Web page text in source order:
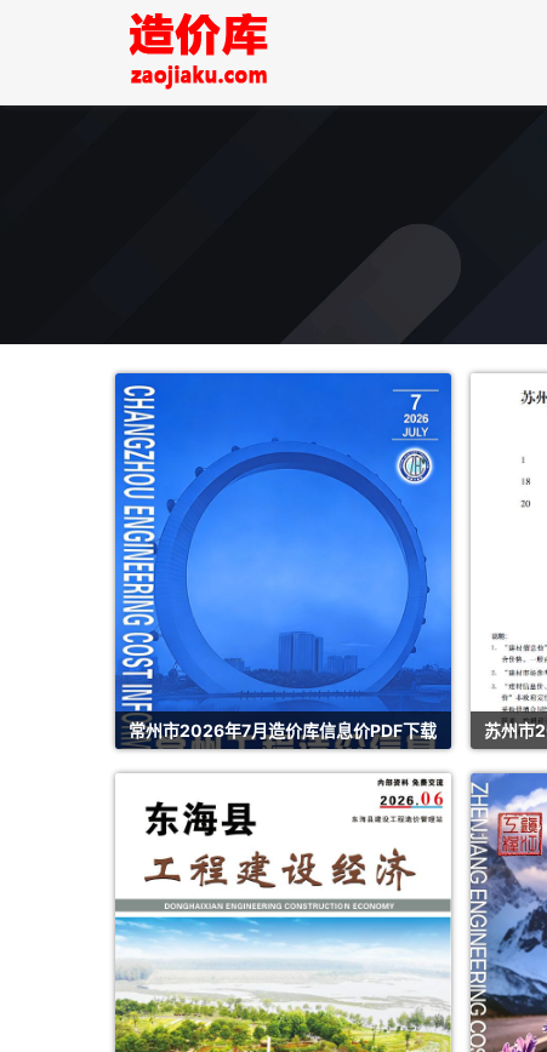
常州市2026年7月造价库信息价PDF下载 苏州市